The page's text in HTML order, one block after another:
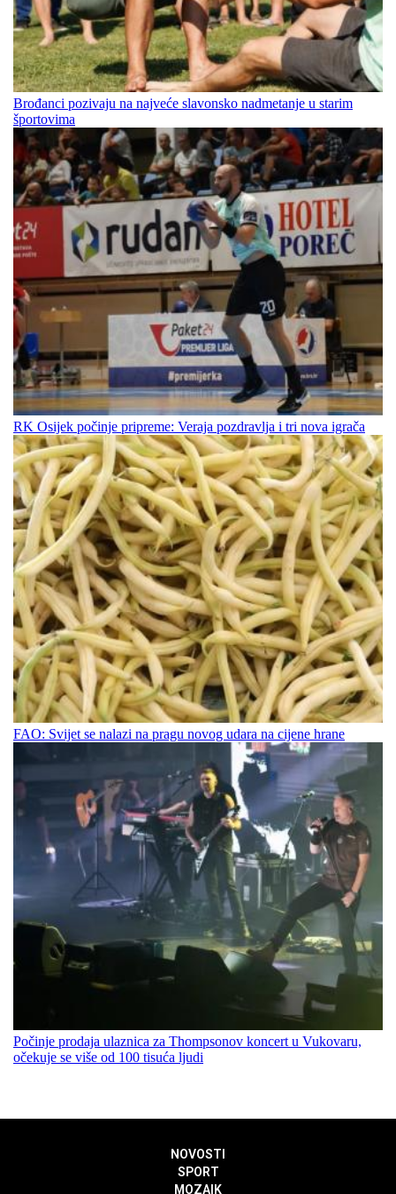
Brođanci pozivaju na najveće slavonsko nadmetanje u starim
športovima
RK Osijek počinje pripreme: Veraja pozdravlja i tri nova igrača
FAO: Svijet se nalazi na pragu novog udara na cijene hrane
Počinje prodaja ulaznica za Thompsonov koncert u Vukovaru,
očekuje se više od 100 tisuća ljudi
NOVOSTI
SPORT
MOZAIK